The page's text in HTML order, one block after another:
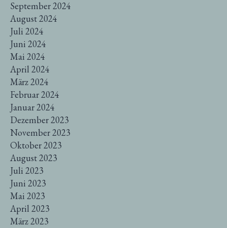
September 2024
August 2024
Juli 2024
Juni 2024
Mai 2024
April 2024
März 2024
Februar 2024
Januar 2024
Dezember 2023
November 2023
Oktober 2023
August 2023
Juli 2023
Juni 2023
Mai 2023
April 2023
März 2023